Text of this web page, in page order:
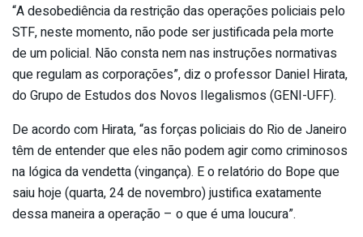
“A desobediência da restrição das operações policiais pelo
STF, neste momento, não pode ser justificada pela morte
de um policial. Não consta nem nas instruções normativas
que regulam as corporações”, diz o professor Daniel Hirata,
do Grupo de Estudos dos Novos Ilegalismos (GENI-UFF).
De acordo com Hirata, “as forças policiais do Rio de Janeiro
têm de entender que eles não podem agir como criminosos
na lógica da vendetta (vingança). E o relatório do Bope que
saiu hoje (quarta, 24 de novembro) justifica exatamente
dessa maneira a operação – o que é uma loucura”.